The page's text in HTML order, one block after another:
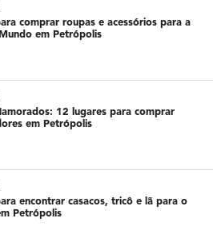
comprar roupas e acessórios para a
em Petrópolis
12 lugares para comprar
em Petrópolis
encontrar casacos, tricô e lã para o
Petrópolis